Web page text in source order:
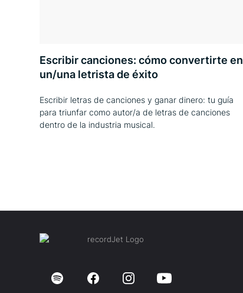
Escribir canciones: cómo convertirte en
un/una letrista de éxito
Escribir letras de canciones y ganar dinero: tu guía
para triunfar como autor/a de letras de canciones
dentro de la industria musical.